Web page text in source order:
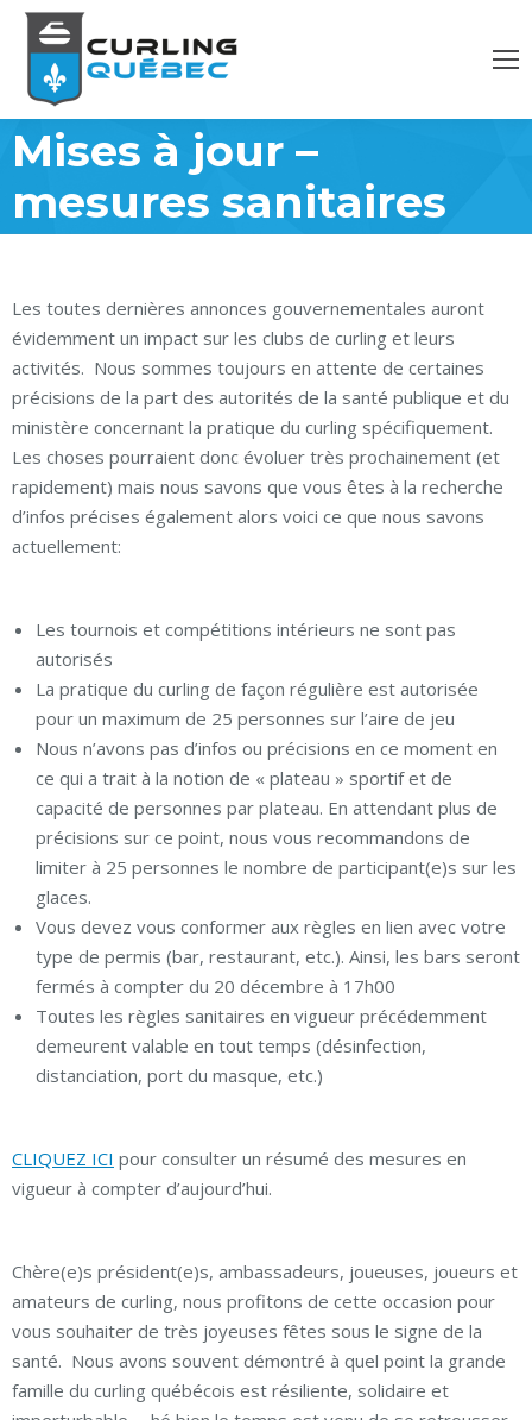
Mises à jour –
mesures sanitaires
Les toutes dernières annonces gouvernementales auront
évidemment un impact sur les clubs de curling et leurs
activités. Nous sommes toujours en attente de certaines
précisions de la part des autorités de la santé publique et du
ministère concernant la pratique du curling spécifiquement.
Les choses pourraient donc évoluer très prochainement (et
rapidement) mais nous savons que vous êtes à la recherche
d’infos précises également alors voici ce que nous savons
actuellement:
Les tournois et compétitions intérieurs ne sont pas
autorisés
La pratique du curling de façon régulière est autorisée
pour un maximum de 25 personnes sur l’aire de jeu
Nous n’avons pas d’infos ou précisions en ce moment en
ce qui a trait à la notion de « plateau » sportif et de
capacité de personnes par plateau. En attendant plus de
précisions sur ce point, nous vous recommandons de
limiter à 25 personnes le nombre de participant(e)s sur les
glaces.
Vous devez vous conformer aux règles en lien avec votre
type de permis (bar, restaurant, etc.). Ainsi, les bars seront
fermés à compter du 20 décembre à 17h00
Toutes les règles sanitaires en vigueur précédemment
demeurent valable en tout temps (désinfection,
distanciation, port du masque, etc.)
CLIQUEZ ICI pour consulter un résumé des mesures en
vigueur à compter d’aujourd’hui.
Chère(e)s président(e)s, ambassadeurs, joueuses, joueurs et
amateurs de curling, nous profitons de cette occasion pour
vous souhaiter de très joyeuses fêtes sous le signe de la
santé. Nous avons souvent démontré à quel point la grande
famille du curling québécois est résiliente, solidaire et